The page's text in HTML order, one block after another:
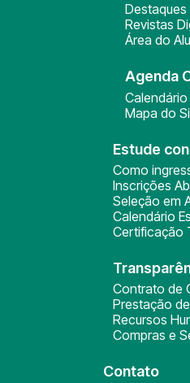
Destaques
Revistas
Área do
Agenda
Mapa do
Estude
Como
Inscrições
Seleção em
Calendário
Certificação
Contrato de
Prestação
Recursos
Compras e
Contato